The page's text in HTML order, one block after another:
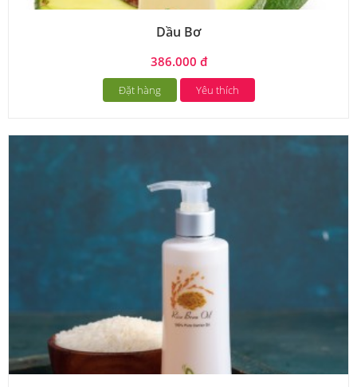
Dầu Bơ
386.000 đ
Đặt hàng Yêu thích